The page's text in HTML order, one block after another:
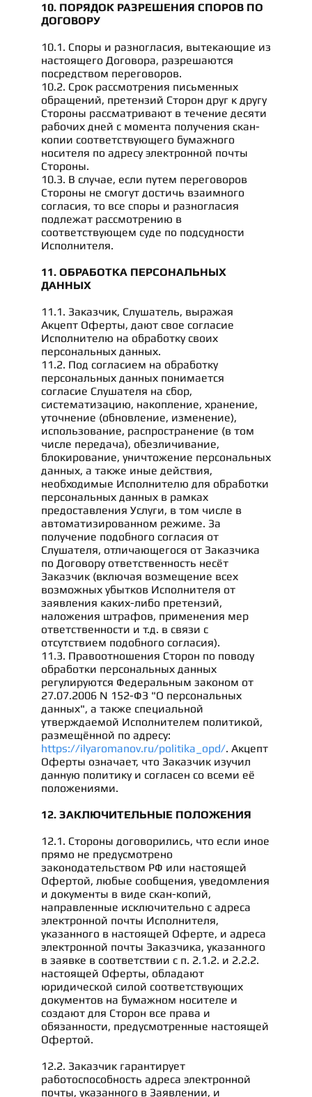
10. ПОРЯДОК РАЗРЕШЕНИЯ СПОРОВ ПО
ДОГОВОРУ
10.1. Споры и разногласия, вытекающие из
настоящего Договора, разрешаются
посредством переговоров.
10.2. Срок рассмотрения письменных
обращений, претензий Сторон друг к другу
Стороны рассматривают в течение десяти
рабочих дней с момента получения скан-
копии соответствующего бумажного
носителя по адресу электронной почты
Стороны.
10.3. В случае, если путем переговоров
Стороны не смогут достичь взаимного
согласия, то все споры и разногласия
подлежат рассмотрению в
соответствующем суде по подсудности
Исполнителя.
11. ОБРАБОТКА ПЕРСОНАЛЬНЫХ
ДАННЫХ
11.1. Заказчик, Слушатель, выражая
Акцепт Оферты, дают свое согласие
Исполнителю на обработку своих
персональных данных.
11.2. Под согласием на обработку
персональных данных понимается
согласие Слушателя на сбор,
систематизацию, накопление, хранение,
уточнение (обновление, изменение),
использование, распространение (в том
числе передача), обезличивание,
блокирование, уничтожение персональных
данных, а также иные действия,
необходимые Исполнителю для обработки
персональных данных в рамках
предоставления Услуги, в том числе в
автоматизированном режиме. За
получение подобного согласия от
Слушателя, отличающегося от Заказчика
по Договору ответственность несёт
Заказчик (включая возмещение всех
возможных убытков Исполнителя от
заявления каких-либо претензий,
наложения штрафов, применения мер
ответственности и т.д. в связи с
отсутствием подобного согласия).
11.3. Правоотношения Сторон по поводу
обработки персональных данных
регулируются Федеральным законом от
27.07.2006 N 152-ФЗ "О персональных
данных", а также специальной
утверждаемой Исполнителем политикой,
размещённой по адресу:
https://ilyaromanov.ru/politika_opd/. Акцепт
Оферты означает, что Заказчик изучил
данную политику и согласен со всеми её
положениями.
12. ЗАКЛЮЧИТЕЛЬНЫЕ ПОЛОЖЕНИЯ
12.1. Стороны договорились, что если иное
прямо не предусмотрено
законодательством РФ или настоящей
Офертой, любые сообщения, уведомления
и документы в виде скан-копий,
направленные исключительно с адреса
электронной почты Исполнителя,
указанного в настоящей Оферте, и адреса
электронной почты Заказчика, указанного
в заявке в соответствии с п. 2.1.2. и 2.2.2.
настоящей Оферты, обладают
юридической силой соответствующих
документов на бумажном носителе и
создают для Сторон все права и
обязанности, предусмотренные настоящей
Офертой.
12.2. Заказчик гарантирует
работоспособность адреса электронной
почты, указанного в Заявлении, и